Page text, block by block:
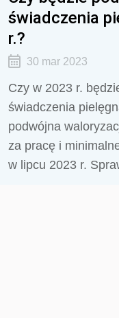
świadczenia
r.?
30 mar 2023
Czy w 2023 r.
świadczenia
podwójna
za pracę i
w lipcu 2023 r.